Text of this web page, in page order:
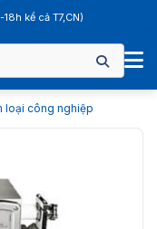
kể cả T7,CN)
loại công nghiệp